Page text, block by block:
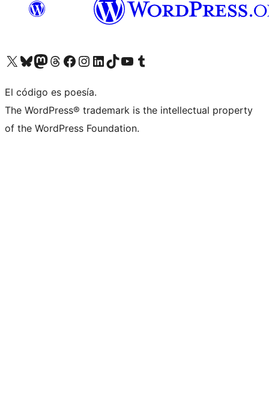
Visit our X (formerly Twitter) account
Visit our Bluesky account
Visit our Mastodon account
Visit our Threads account
Visita nuestra página de Facebook
Visita nuestra cuenta de Instagram
Visita nuestra cuenta de LinkedIn
Visit our TikTok account
Visita nuestro canal de YouTube
Visit our Tumblr account
El código es poesía.
The WordPress® trademark is the intellectual property
of the WordPress Foundation.